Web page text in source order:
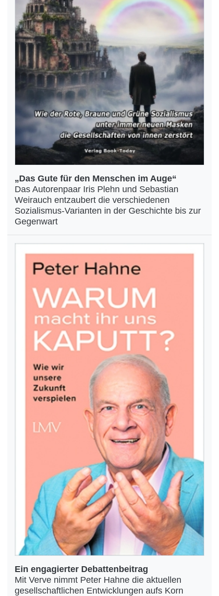
„Das Gute für den Menschen im Auge“
Das Autorenpaar Iris Plehn und Sebastian
Weirauch entzaubert die verschiedenen
Sozialismus-Varianten in der Geschichte bis zur
Gegenwart
Ein engagierter Debattenbeitrag
Mit Verve nimmt Peter Hahne die aktuellen
gesellschaftlichen Entwicklungen aufs Korn